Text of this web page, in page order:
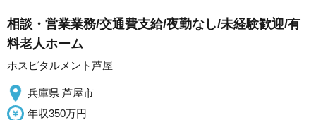
相談・営業業務/交通費支給/夜勤なし/未経験歓迎/有
料老人ホーム
ホスピタルメント芦屋
兵庫県 芦屋市
年収350万円